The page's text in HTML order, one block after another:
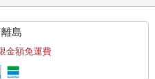
島
金額免運費